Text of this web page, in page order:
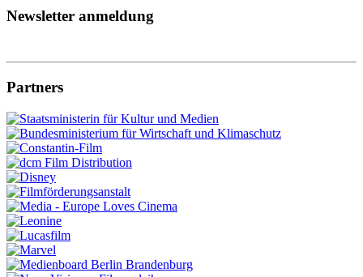
Newsletter anmeldung
Partners